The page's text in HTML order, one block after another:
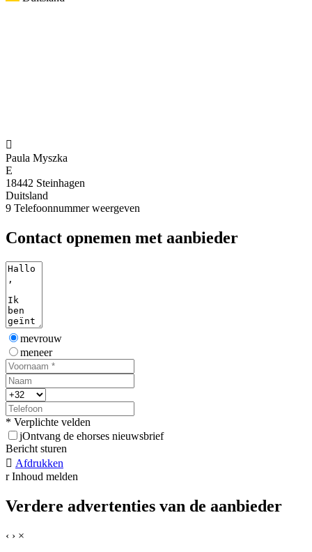

Paula Myszka
E
18442 Steinhagen
Duitsland
9 Telefoonnummer weergeven
Contact opnemen met aanbieder
mevrouw
meneer
* Verplichte velden
jOntvang de ehorses nieuwsbrief
Bericht sturen
 Afdrukken
r Inhoud melden
Verdere advertenties van de aanbieder
‹ › ×